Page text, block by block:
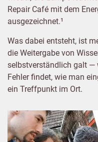
Repair Café mit dem
ausgezeichnet.¹
Was dabei entsteht, ist
die Weitergabe von
selbstverständlich galt —
Fehler findet, wie man
ein Treffpunkt im Ort.